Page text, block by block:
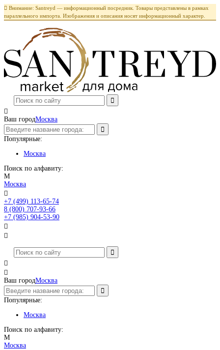
 Внимание: Santreyd — информационный посредник. Товары представлены в рамках
параллельного импорта. Изображения и описания носят информационный характер.

Ваш городМосква
Популярные:
Москва
Поиск по алфавиту:
М
Москва

+7 (499) 113-65-74
8 (800) 707-93-66
+7 (985) 904-53-90




Ваш городМосква
Популярные:
Москва
Поиск по алфавиту:
М
Москва